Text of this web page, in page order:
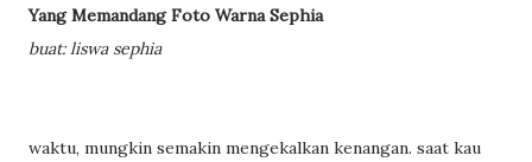
Yang Memandang Foto Warna Sephia
buat: liswa sephia
waktu, mungkin semakin mengekalkan kenangan. saat kau